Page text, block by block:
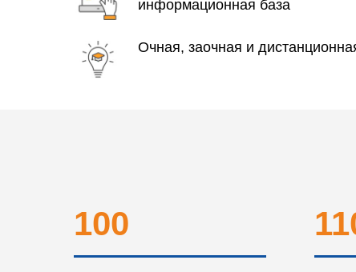
информационная база
Очная, заочная и
100